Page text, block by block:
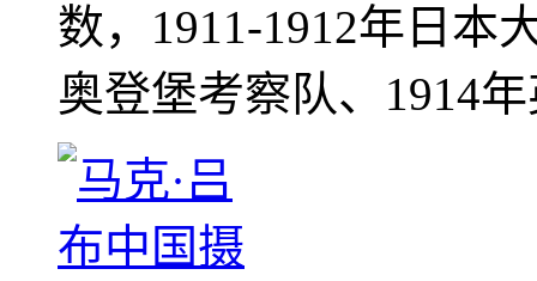
数，1911-1912年日本
奥登堡考察队、1914